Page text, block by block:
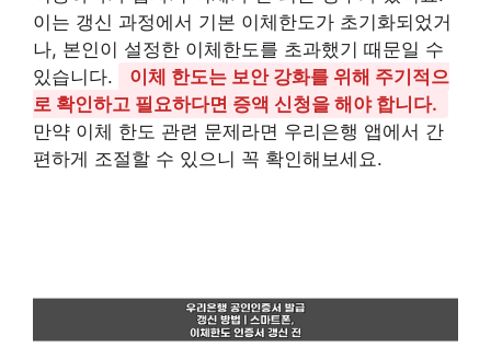
이는 갱신 과정에서 기본 이체한도가 초기화되었거
나, 본인이 설정한 이체한도를 초과했기 때문일 수
있습니다.
이체 한도는 보안 강화를 위해 주기적으
로 확인하고 필요하다면 증액 신청을 해야 합니다.
만약 이체 한도 관련 문제라면 우리은행 앱에서 간
편하게 조절할 수 있으니 꼭 확인해보세요.